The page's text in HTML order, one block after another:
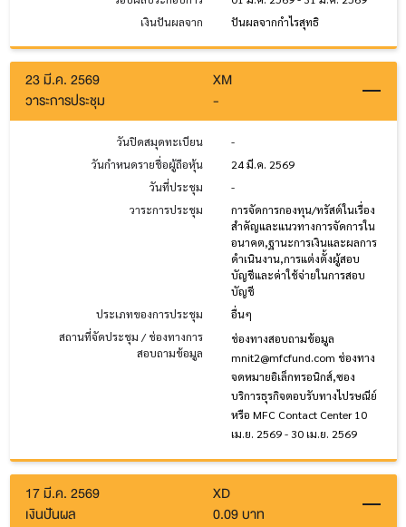
เงินปันผลจาก
ปันผลจากกำไรสุทธิ
23 มี.ค. 2569
XM
วาระการประชุม
-
วันปิดสมุดทะเบียน
-
วันกำหนดรายชื่อผู้ถือหุ้น
24 มี.ค. 2569
วันที่ประชุม
-
วาระการประชุม
การจัดการกองทุน/ทรัสต์ในเรื่อง
สำคัญและแนวทางการจัดการใน
อนาคต,ฐานะการเงินและผลการ
ดำเนินงาน,การแต่งตั้งผู้สอบ
บัญชีและค่าใช้จ่ายในการสอบ
บัญชี
ประเภทของการประชุม
อื่นๆ
สถานที่จัดประชุม / ช่องทางการ
สอบถามข้อมูล
ช่องทางสอบถามข้อมูล
mnit2@mfcfund.com ช่องทาง
จดหมายอิเล็กทรอนิกส์,ซอง
บริการธุรกิจตอบรับทางไปรษณีย์
หรือ MFC Contact Center 10
เม.ย. 2569 - 30 เม.ย. 2569
17 มี.ค. 2569
XD
เงินปันผล
0.09 บาท